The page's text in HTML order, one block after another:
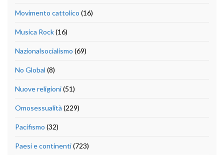
Movimento cattolico (16)
Musica Rock(16)
Nazionalsocialismo (69)
No Global (8)
Nuove religioni(51)
Omosessualità (229)
Pacifismo (32)
Paesi e continenti(723)